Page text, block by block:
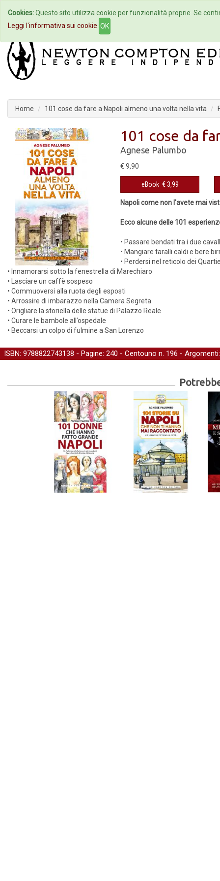
Home Autori Eventi
Home 101 cose da fare a Napoli almeno una volta nella vita
101 cose da
Agnese Palumbo
€ 9,90
eBook € 3,99
Napoli come non l'avete mai
Ecco alcune delle 101
• Passare bendati tra i due
• Mangiare taralli caldi e bere
• Perdersi nel reticolo dei
• Innamorarsi sotto la fenestrella di Marechiaro
• Lasciare un caffè sospeso
• Commuoversi alla ruota degli esposti
• Arrossire di imbarazzo nella Camera Segreta
• Origliare la storiella delle statue di Palazzo Reale
• Curare le bambole all’ospedale
• Beccarsi un colpo di fulmine a San Lorenzo
ISBN: 9788822743138 - Pagine: 240 - Centouno n. 196 -
Cookies:Questo sito utilizza cookie per funzionalità proprie. Se
Leggi l'informativa sui cookie OK